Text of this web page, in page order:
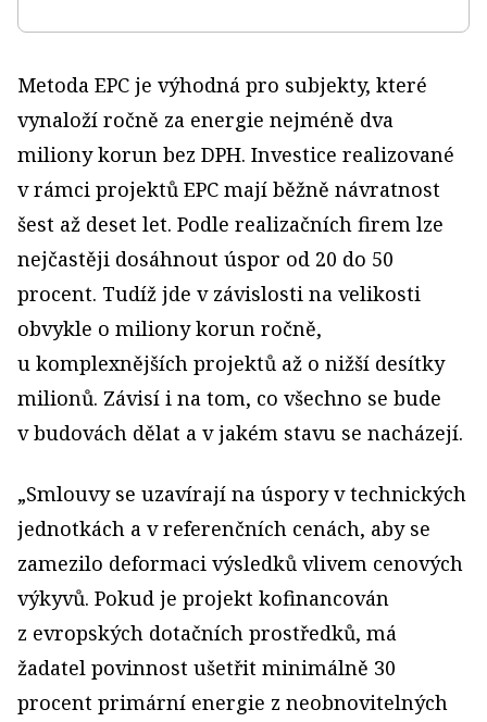
Metoda EPC je výhodná pro subjekty, které
vynaloží ročně za energie nejméně dva
miliony korun bez DPH. Investice realizované
v rámci projektů EPC mají běžně návratnost
šest až deset let. Podle realizačních firem lze
nejčastěji dosáhnout úspor od 20 do 50
procent. Tudíž jde v závislosti na velikosti
obvykle o mi­liony korun ročně,
u komplexnějších projektů až o nižší desítky
milionů. Závisí i na tom, co všechno se bude
v budovách dělat a v jakém stavu se nacházejí.
„Smlouvy se uzavírají na úspory v technických
jednotkách a v referenčních cenách, aby se
zamezilo deformaci výsledků vlivem cenových
výkyvů. Pokud je projekt kofinancován
z evropských dotačních prostředků, má
žadatel povinnost ušetřit minimálně 30
procent primární energie z neobnovitelných